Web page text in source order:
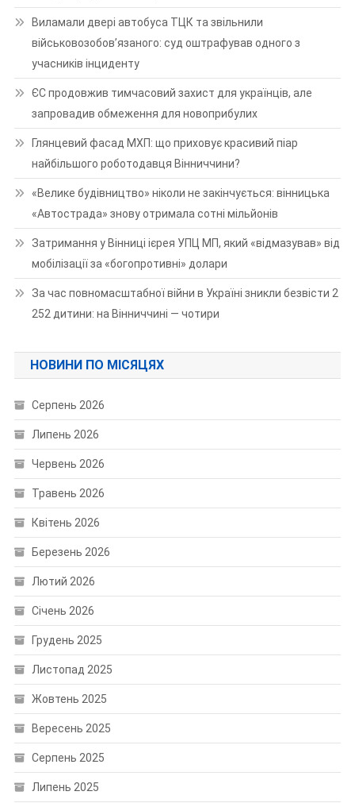
Виламали двері автобуса ТЦК та звільнили
військовозобов’язаного: суд оштрафував одного з
учасників інциденту
ЄС продовжив тимчасовий захист для українців, але
запровадив обмеження для новоприбулих
Глянцевий фасад МХП: що приховує красивий піар
найбільшого роботодавця Вінниччини?
«Велике будівництво» ніколи не закінчується: вінницька
«Автострада» знову отримала сотні мільйонів
Затримання у Вінниці ієрея УПЦ МП, який «відмазував» від
мобілізації за «богопротивні» долари
За час повномасштабної війни в Україні зникли безвісти 2
252 дитини: на Вінниччині — чотири
НОВИНИ ПО МІСЯЦЯХ
Серпень 2026
Липень 2026
Червень 2026
Травень 2026
Квітень 2026
Березень 2026
Лютий 2026
Січень 2026
Грудень 2025
Листопад 2025
Жовтень 2025
Вересень 2025
Серпень 2025
Липень 2025